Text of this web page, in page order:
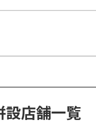
設店舗一覧